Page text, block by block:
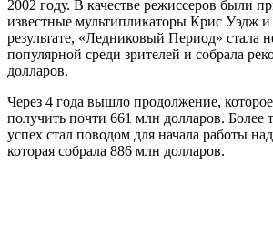
2002 году. В качестве режиссеров были
известные мультипликаторы Крис Уэдж
результате, «Ледниковый Период» стала
популярной среди зрителей и собрала
долларов.
Через 4 года вышло продолжение,
получить почти 661 млн долларов. Более
успех стал поводом для начала работы
которая собрала 886 млн долларов.